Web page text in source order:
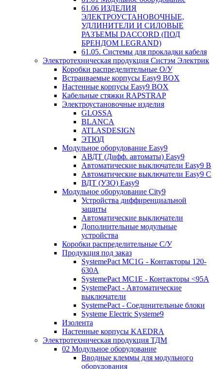
61.06 ИЗДЕЛИЯ
ЭЛЕКТРОУСТАНОВОЧНЫЕ,
УДЛИНИТЕЛИ И СИЛОВЫЕ
РАЗЪЕМЫ DACCORD (ПОД
БРЕНДОМ LEGRAND)
61.05. Системы для прокладки кабеля
Электротехническая продукция Систэм Электрик
Коробки распределительные О/У
Встраиваемые корпусы Easy9 BOX
Настенные корпусы Easy9 BOX
Кабельные стяжки RAPSTRAP
Электроустановочные изделия
GLOSSA
BLANCA
ATLASDESIGN
ЭТЮД
Модульное оборудование Easy9
АВДТ (Дифф. автоматы) Easy9
Автоматические выключатели Easy9 В
Автоматические выключатели Easy9 С
ВДТ (УЗО) Easy9
Модульное оборудование City9
Устройства диффиренциальной
защиты
Автоматические выключатели
Дополнительные модульные
устройства
Коробки распределительные C/У
Продукция под заказ
SystemePact MC1G - Контакторы 120-
630A
SystemePact MC1E - Контакторы <95A
SystemePact - Автоматические
выключатели
SystemePact - Соединительные блоки
Systeme Electric Systeme9
Изолента
Настенные корпусы KAEDRA
Электротехническая продукция ТДМ
02 Модульное оборудование
Вводные клеммы для модульного
оборудования